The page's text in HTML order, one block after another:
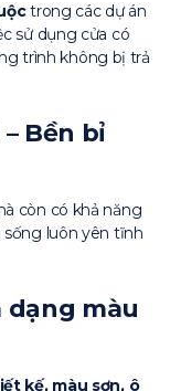
trong các dự án
sử dụng cửa có
trình không bị trả
Bền bỉ
còn có khả năng
luôn yên tĩnh
dạng màu
kế, màu sơn, ô